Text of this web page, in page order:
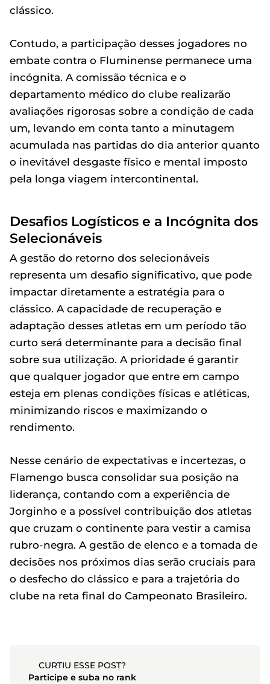
clássico.
Contudo, a participação desses jogadores no
embate contra o Fluminense permanece uma
incógnita. A comissão técnica e o
departamento médico do clube realizarão
avaliações rigorosas sobre a condição de cada
um, levando em conta tanto a minutagem
acumulada nas partidas do dia anterior quanto
o inevitável desgaste físico e mental imposto
pela longa viagem intercontinental.
Desafios Logísticos e a Incógnita dos
Selecionáveis
A gestão do retorno dos selecionáveis
representa um desafio significativo, que pode
impactar diretamente a estratégia para o
clássico. A capacidade de recuperação e
adaptação desses atletas em um período tão
curto será determinante para a decisão final
sobre sua utilização. A prioridade é garantir
que qualquer jogador que entre em campo
esteja em plenas condições físicas e atléticas,
minimizando riscos e maximizando o
rendimento.
Nesse cenário de expectativas e incertezas, o
Flamengo busca consolidar sua posição na
liderança, contando com a experiência de
Jorginho e a possível contribuição dos atletas
que cruzam o continente para vestir a camisa
rubro-negra. A gestão de elenco e a tomada de
decisões nos próximos dias serão cruciais para
o desfecho do clássico e para a trajetória do
clube na reta final do Campeonato Brasileiro.
CURTIU ESSE POST?
Participe e suba no rank